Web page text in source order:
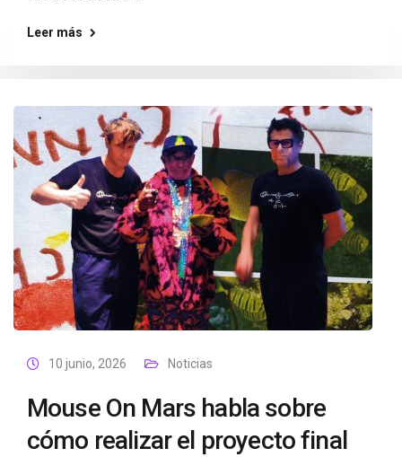
Leer más
10 junio, 2026 Noticias
Mouse On Mars habla sobre
cómo realizar el proyecto final